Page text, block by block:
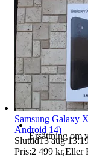
Ersättning om
Samsung Galaxy
Android 14)
Sluttid13 aug
Pris:2 499 kr,Eller